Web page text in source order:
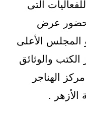
التى
حضور عرض
المجلس الأعلى
والوثائق
الهناجر
.